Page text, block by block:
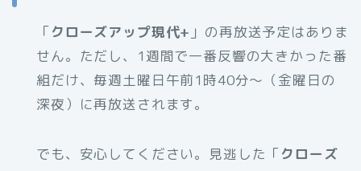
「クローズアップ現代+ 」の再放送予定はありま
せん。ただし、1週間で一番反響の大きかった番
組だけ、毎週土曜日午前1時40分～（金曜日の
深夜）に再放送されます。
でも、安心してください。見逃した「クローズ